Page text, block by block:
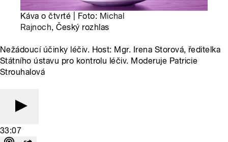
Káva o čtvrté | Foto: Michal
Rajnoch, Český rozhlas
Nežádoucí účinky léčiv. Host: Mgr. Irena Storová, ředitelka
Státního ústavu pro kontrolu léčiv. Moderuje Patricie
Strouhalová
33:07